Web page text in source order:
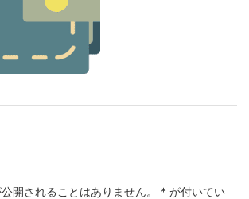
開されることはありません。 * が付いてい